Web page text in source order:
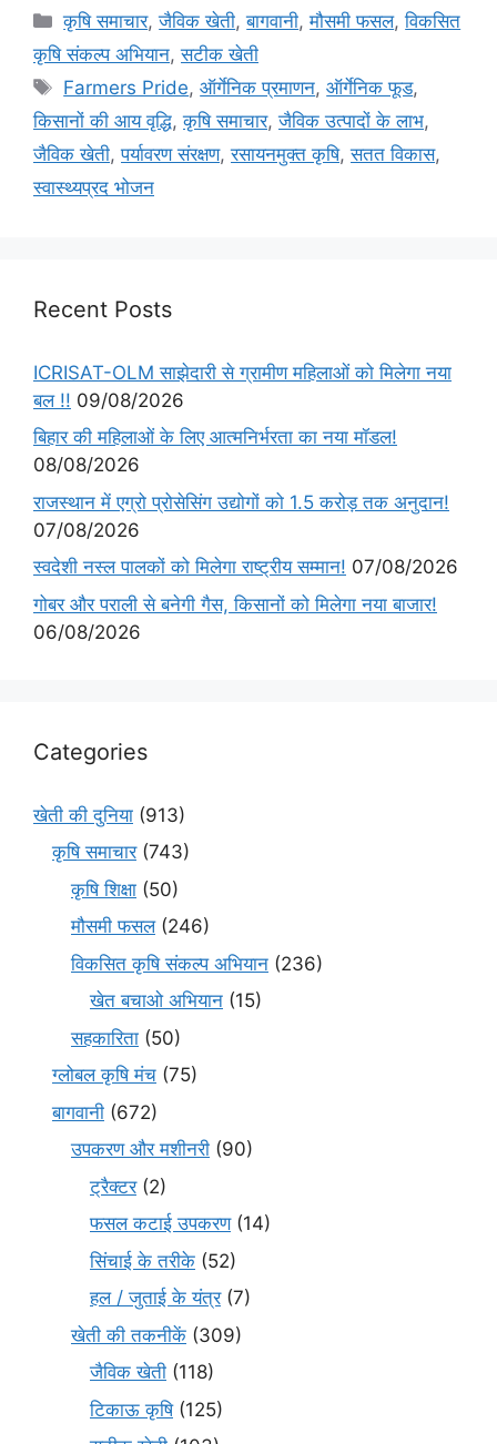
कृषि समाचार,जैविक खेती,बागवानी,मौसमी फसल,विकसित
कृषि संकल्प अभियान,सटीक खेती
Farmers Pride,ऑर्गेनिक प्रमाणन,ऑर्गेनिक फूड,
किसानों की आय वृद्धि,कृषि समाचार,जैविक उत्पादों के लाभ,
जैविक खेती,पर्यावरण संरक्षण,रसायनमुक्त कृषि,सतत विकास,
स्वास्थ्यप्रद भोजन
Recent Posts
ICRISAT-OLM साझेदारी से ग्रामीण महिलाओं को मिलेगा नया
बल !! 09/08/2026
बिहार की महिलाओं के लिए आत्मनिर्भरता का नया मॉडल!
08/08/2026
राजस्थान में एग्रो प्रोसेसिंग उद्योगों को 1.5 करोड़ तक अनुदान!
07/08/2026
स्वदेशी नस्ल पालकों को मिलेगा राष्ट्रीय सम्मान! 07/08/2026
गोबर और पराली से बनेगी गैस, किसानों को मिलेगा नया बाजार!
06/08/2026
Categories
खेती की दुनिया (913)
कृषि समाचार(743)
कृषि शिक्षा (50)
मौसमी फसल(246)
विकसित कृषि संकल्प अभियान (236)
खेत बचाओ अभियान (15)
सहकारिता (50)
ग्लोबल कृषि मंच (75)
बागवानी (672)
उपकरण और मशीनरी (90)
ट्रैक्टर(2)
फसल कटाई उपकरण(14)
सिंचाई के तरीके (52)
हल / जुताई के यंत्र(7)
खेती की तकनीकें (309)
जैविक खेती (118)
टिकाऊ कृषि(125)